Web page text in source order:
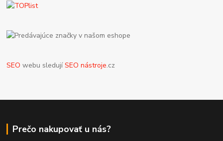
SEO webu sledujíSEO nástroje.cz
Prečo nakupovať u nás?